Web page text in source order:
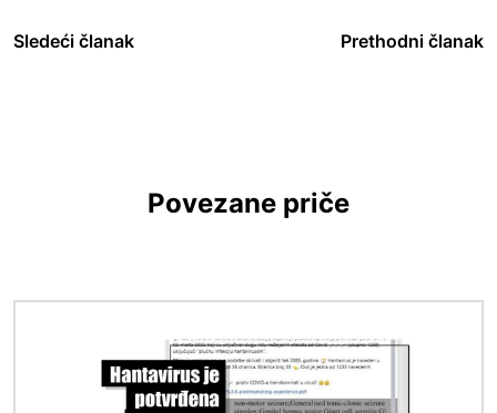
Sledeći članak Prethodni članak
Povezane priče